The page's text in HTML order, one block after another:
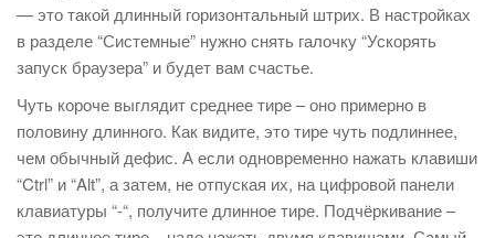
— это такой длинный горизонтальный штрих. В настройках
в разделе “Системные” нужно снять галочку “Ускорять
запуск браузера” и будет вам счастье.
Чуть короче выглядит среднее тире – оно примерно в
половину длинного. Как видите, это тире чуть подлиннее,
чем обычный дефис. А если одновременно нажать клавиши
“Ctrl” и “Alt”, а затем, не отпуская их, на цифровой панели
клавиатуры “-“, получите длинное тире. Подчёркивание –